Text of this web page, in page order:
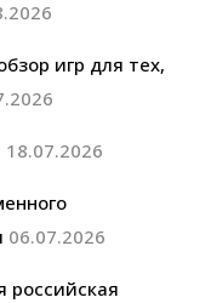
игр для тех,
18.07.2026
06.07.2026
российская